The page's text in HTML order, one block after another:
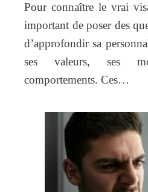
Pour connaître le vrai
important de poser des
d’approfondir sa
ses valeurs, ses
comportements. Ces…